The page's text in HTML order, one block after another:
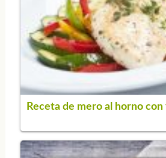
Receta de mero al horno